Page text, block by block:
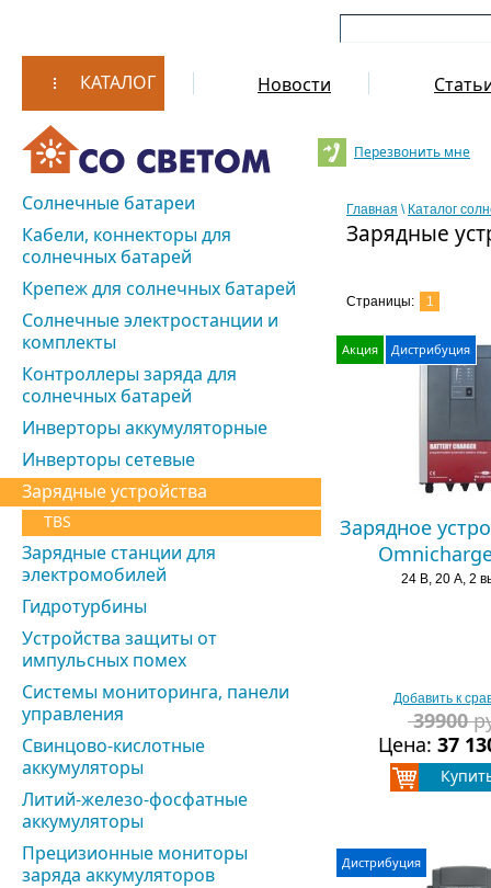
КАТАЛОГ Новости
Перезвонить мне
Солнечные батареи
Кабели, коннекторы для
солнечных батарей
Крепеж для солнечных батарей
Солнечные электростанции и
комплекты
Контроллеры заряда для
солнечных батарей
Инверторы аккумуляторные
Инверторы сетевые
Зарядные устройства
TBS
Зарядные станции для
электромобилей
Гидротурбины
Устройства защиты от
импульсных помех
Системы мониторинга, панели
управления
Свинцово-кислотные
аккумуляторы
Литий-железо-фосфатные
аккумуляторы
Прецизионные мониторы
заряда аккумуляторов
Главная \ Каталог
Зарядные
Страницы: 1
Акция Дистрибуция
Зарядное
24 В, 20 А, 2
Добавить к
39900
Цена: 37
Дистрибуция